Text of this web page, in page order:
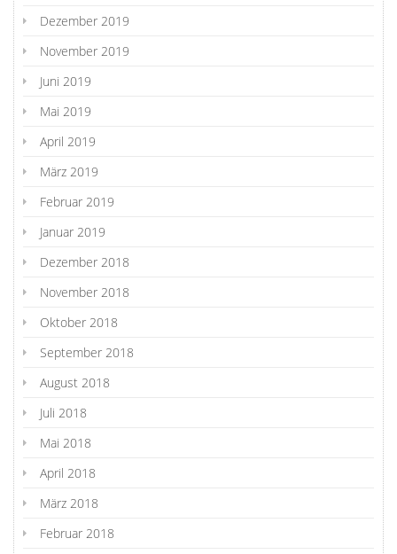
Dezember 2019
November 2019
Juni 2019
Mai 2019
April 2019
März 2019
Februar 2019
Januar 2019
Dezember 2018
November 2018
Oktober 2018
September 2018
August 2018
Juli 2018
Mai 2018
April 2018
März 2018
Februar 2018